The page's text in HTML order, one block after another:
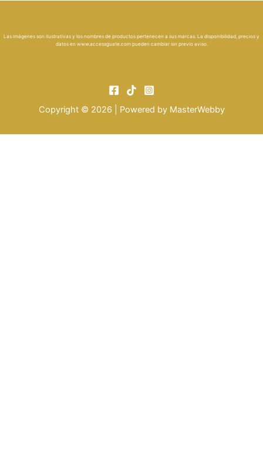
Las imágenes son ilustrativas y los nombres de productos pertenecen a sus marcas. La disponibilidad, precios y
datos en www.accessguate.compueden cambiar sin previo aviso.
Copyright © 2026 | Powered by MasterWebby